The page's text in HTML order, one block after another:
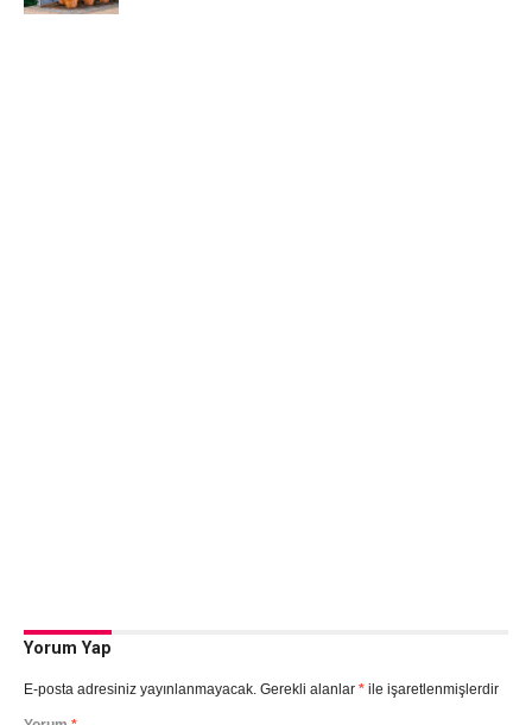
Yorum Yap
E-posta adresiniz yayınlanmayacak. Gerekli alanlar *ile işaretlenmişlerdir